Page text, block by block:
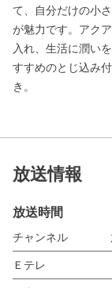
て、自分だけの小
が魅力です。アク
入れ、生活に潤い
すすめのとじ込み
き。
放送情報
放送時間
チャンネル
Ｅテレ